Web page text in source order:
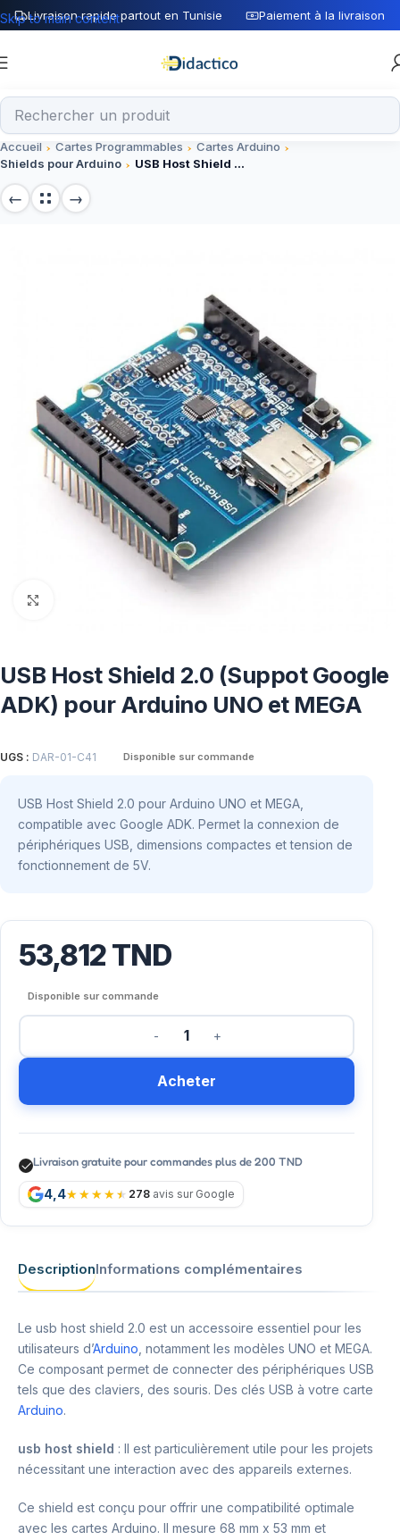
Livraison rapide partout en Tunisie Paiement à la livraison
Skip to main content
Accueil Cartes Programmables
Cartes Arduino
Shields pour Arduino
USB Host Shield 2.0 (Suppot Google ADK) pour Arduino UNO et MEGA
USB Host Shield 2.0 (Suppot Google
ADK) pour Arduino UNO et MEGA
UGS : DAR-01-C41 Disponible sur commande
USB Host Shield 2.0 pour Arduino UNO et MEGA,
compatible avec Google ADK. Permet la connexion de
périphériques USB, dimensions compactes et tension de
fonctionnement de 5V.
53,812TND
Disponible sur commande
Acheter
Livraison gratuite pour commandes plus de 200 TND
4,4 278 avis sur Google
DescriptionInformations complémentaires
Le usb host shield 2.0 est un accessoire essentiel pour les
utilisateurs d’Arduino , notamment les modèles UNO et MEGA.
Ce composant permet de connecter des périphériques USB
tels que des claviers, des souris. Des clés USB à votre carte
Arduino.
usb host shield : Il est particulièrement utile pour les projets
nécessitant une interaction avec des appareils externes.
Ce shield est conçu pour offrir une compatibilité optimale
avec les cartes Arduino. Il mesure 68 mm x 53 mm et